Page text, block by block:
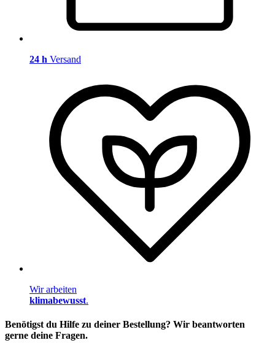
24 h Versand
Wir arbeiten
klimabewusst.
Benötigst du Hilfe zu deiner Bestellung? Wir beantworten
gerne deine Fragen.